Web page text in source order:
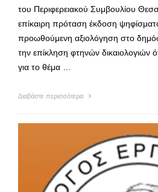
του Περιφερειακού Συμβουλίου
επίκαιρη πρόταση έκδοση
προωθούμενη αξιολόγηση στο
την επίκληση φτηνών δικαιολογιών
για το θέμα …
Διαβάστε περισσότερα